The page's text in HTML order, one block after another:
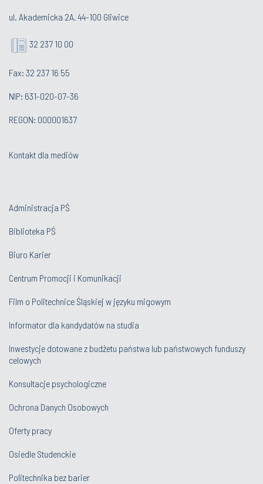
ul. Akademicka 2A, 44-100 Gliwice
32 237 10 00
Fax: 32 237 16 55
NIP: 631-020-07-36
REGON: 000001637
Kontakt dla mediów
Administracja PŚ
Biblioteka PŚ
Biuro Karier
Centrum Promocji i Komunikacji
Film o Politechnice Śląskiej w języku migowym
Informator dla kandydatów na studia
Inwestycje dotowane z budżetu państwa lub państwowych funduszy
celowych
Konsultacje psychologiczne
Ochrona Danych Osobowych
Oferty pracy
Osiedle Studenckie
Politechnika bez barier